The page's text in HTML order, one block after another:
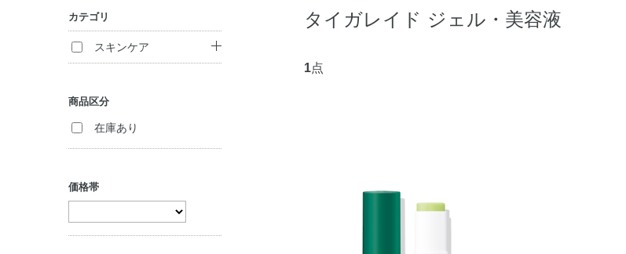
タイガレイド ジェル・美容液
カテゴリ
スキンケア
クリーム
ジェル・美容液
商品区分
在庫あり
価格帯
1点